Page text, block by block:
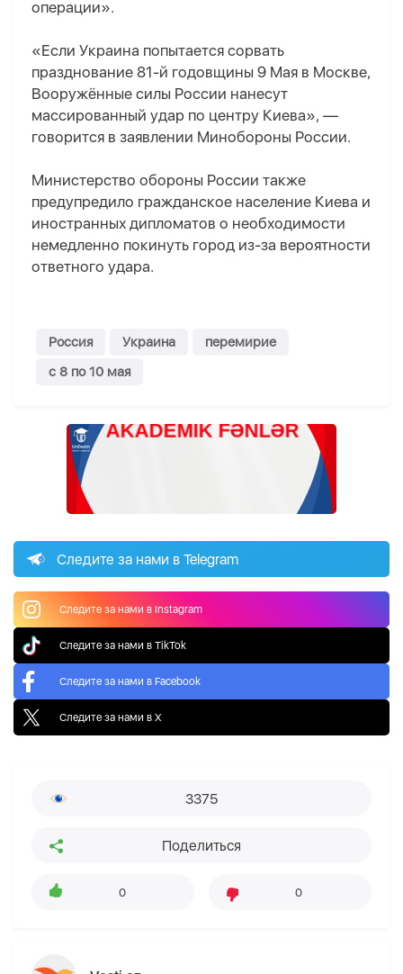
операции».
«Если Украина попытается сорвать
празднование 81-й годовщины 9 Мая в Москве,
Вооружённые силы России нанесут
массированный удар по центру Киева», —
говорится в заявлении Минобороны России.
Министерство обороны России также
предупредило гражданское население Киева и
иностранных дипломатов о необходимости
немедленно покинуть город из-за вероятности
ответного удара.
Россия Украина
перемирие
с 8 по 10 мая
Следите за нами в Telegram
Следите за нами в Instagram
Следите за нами в TikTok
Следите за нами в Facebook
Следите за нами в X
3375
Поделиться
0 0